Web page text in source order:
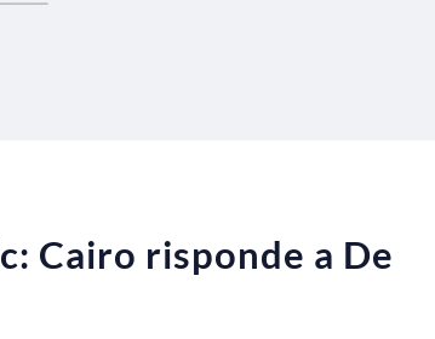
Cairo risponde a De